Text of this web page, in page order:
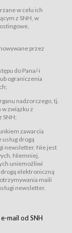
z dnia 18 lipca
2002 r., Nr 144, poz.
materiałów
i Biletów,
Sklepie.
(Dz.U. z 2002
nieodpłatnie.
jest otwarty dla
jest zobowiązany
oraz zamówienie
tego formularza
Regulaminu
za
w celu ich
z SNH, w
przez
do Pana/-i
ograniczenia
nadzorczego, tj.
związku z
SNH;
zawarcia
drogą
newsletter. Nie jest
Niemniej,
uniemożliwi
elektroniczną
maili
newsletter.
mail od SNH